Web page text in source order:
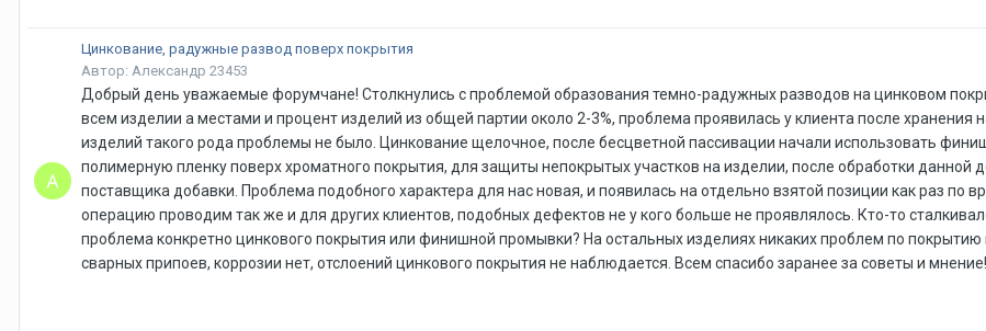
Цинкование, радужные развод поверх покрытия
Автор: Александр 23453
Добрый день уважаемые форумчане! Столкнулись с проблемой образования темно-радужных разводов на цинковом
всем изделии а местами и процент изделий из общей партии около 2-3%, проблема проявилась у клиента после хранения
изделий такого рода проблемы не было. Цинкование щелочное, после бесцветной пассивации начали использовать
полимерную пленку поверх хроматного покрытия, для защиты непокрытых участков на изделии, после обработки данной
поставщика добавки. Проблема подобного характера для нас новая, и появилась на отдельно взятой позиции как раз
операцию проводим так же и для других клиентов, подобных дефектов не у кого больше не проявлялось. Кто-то
проблема конкретно цинкового покрытия или финишной промывки? На остальных изделиях никаких проблем по
сварных припоев, коррозии нет, отслоений цинкового покрытия не наблюдается. Всем спасибо заранее за советы и мнение!